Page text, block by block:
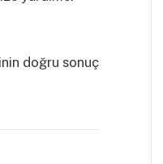
doğru sonuç